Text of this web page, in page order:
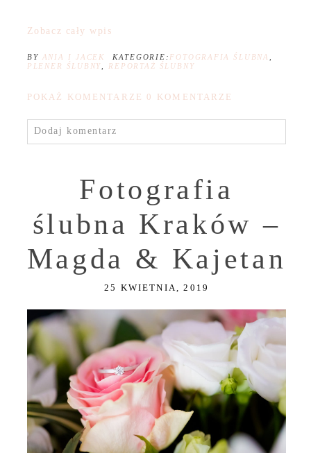
Zobacz cały wpis
BY ANIA I JACEK KATEGORIE: FOTOGRAFIA ŚLUBNA
PLENER ŚLUBNY
REPORTAŻ ŚLUBNY
POKAŻ KOMENTARZE 0 KOMENTARZE
Dodaj komentarz
Fotografia
ślubna Kraków –
Magda & Kajetan
25 KWIETNIA, 2019